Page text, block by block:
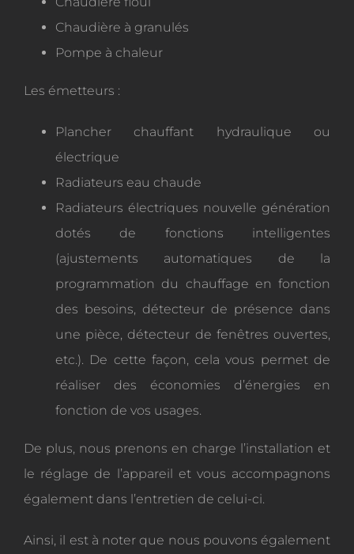
Chaudière à granulés
Pompe à chaleur
Les émetteurs :
Plancher chauffant hydraulique ou
électrique
Radiateurs eau chaude
Radiateurs électriques nouvelle génération
dotés de fonctions intelligentes
(ajustements automatiques de la
programmation du chauffage en fonction
des besoins, détecteur de présence dans
une pièce, détecteur de fenêtres ouvertes,
etc.). De cette façon, cela vous permet de
réaliser des économies d’énergies en
fonction de vos usages.
De plus, nous prenons en charge l’installation et
le réglage de l’appareil et vous accompagnons
également dans l’entretien de celui-ci.
Ainsi, il est à noter que nous pouvons également